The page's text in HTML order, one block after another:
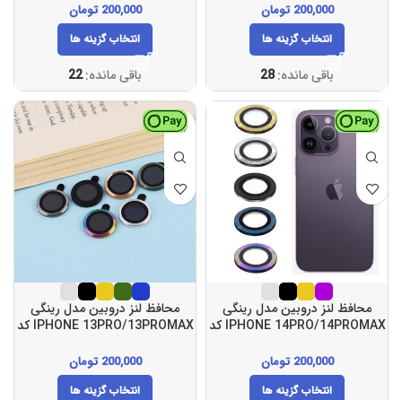
200,000 تومان
انتخاب گزینه ها
باقی مانده:28
200,000 تومان
انتخاب گزینه ها
باقی مانده:22
محافظ لنز دروبین مدل رینگی
IPHONE 14PRO/14PROMAX کد
(106)
200,000 تومان
انتخاب گزینه ها
محافظ لنز دروبین مدل رینگی
IPHONE 13PRO/13PROMAX کد
(107)
200,000 تومان
انتخاب گزینه ها